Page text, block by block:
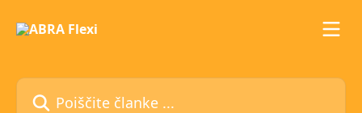
Poiščite članke ...